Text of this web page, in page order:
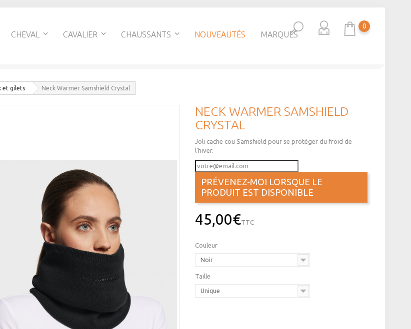
0
CHEVAL CAVALIER CHAUSSANTS NOUVEAUTÉS MARQUES
et gilets Neck Warmer Samshield Crystal
NECK WARMER SAMSHIELD
CRYSTAL
Joli cache cou Samshield pour se protéger du froid de
l'hiver.
PRÉVENEZ-MOI LORSQUE LE
PRODUIT EST DISPONIBLE
45,00€TTC
Couleur
Noir
Taille
Unique